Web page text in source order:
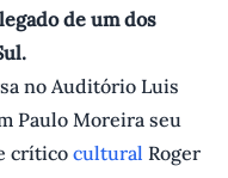
de um dos
no Auditório Luis
Paulo Moreira seu
crítico cultural Roger